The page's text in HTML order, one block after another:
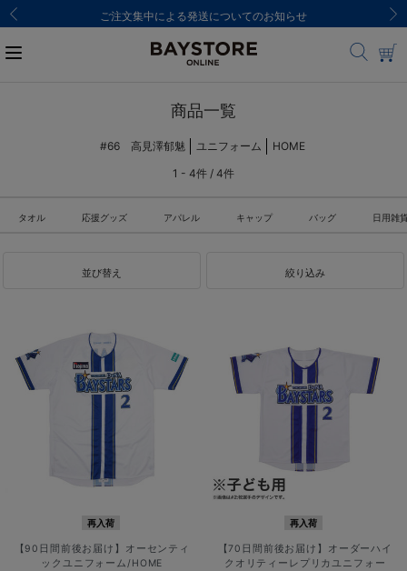
ご注文集中による発送についてのお知らせ
商品一覧
#66 高見澤郁魅 ユニフォーム
HOME
1 - 4件 / 4件
タオル 応援グッズ アパレル キャップ バッグ 日用雑
並び替え 絞り込み
再入荷
【90日間前後お届け】オーセンティ
ックユニフォーム/HOME
再入荷
【70日間前後お届け】オーダーハイ
クオリティーレプリカユニフォー